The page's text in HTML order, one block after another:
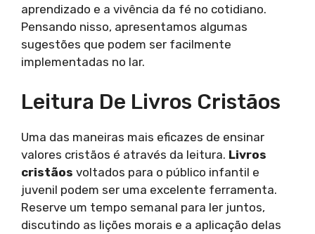
aprendizado e a vivência da fé no cotidiano.
Pensando nisso, apresentamos algumas
sugestões que podem ser facilmente
implementadas no lar.
Leitura De Livros Cristãos
Uma das maneiras mais eficazes de ensinar
valores cristãos é através da leitura. Livros
cristãos voltados para o público infantil e
juvenil podem ser uma excelente ferramenta.
Reserve um tempo semanal para ler juntos,
discutindo as lições morais e a aplicação delas